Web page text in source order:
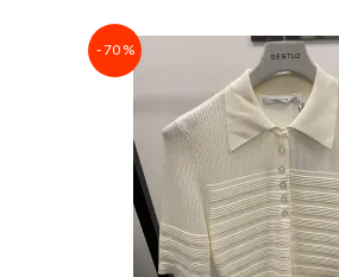
- 70 %